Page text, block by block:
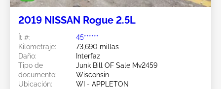
2019 NISSAN Rogue 2.5L
Ít #:
45******
Kilometraje:
73,690 millas
Daño:
Interfaz
Tipo de
documento:
Junk Bill OF Sale Mv2459
Wisconsin
Ubicación:
WI - APPLETON